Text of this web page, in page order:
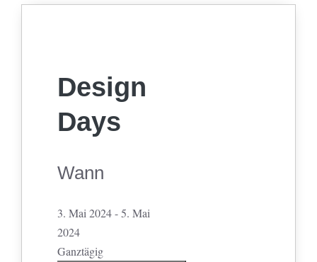
Design
Days
Wann
3. Mai 2024 - 5. Mai
2024
Ganztägig